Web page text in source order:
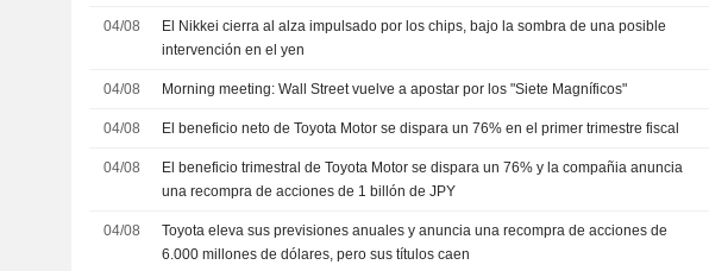
04/08
El Nikkei cierra al alza impulsado por los chips, bajo la sombra de una posible
intervención en el yen
04/08 Morning meeting: Wall Street vuelve a apostar por los "Siete Magníficos"
04/08 El beneficio neto de Toyota Motor se dispara un 76% en el primer trimestre fiscal
04/08
El beneficio trimestral de Toyota Motor se dispara un 76% y la compañia anuncia
una recompra de acciones de 1 billón de JPY
04/08
Toyota eleva sus previsiones anuales y anuncia una recompra de acciones de
6.000 millones de dólares, pero sus títulos caen